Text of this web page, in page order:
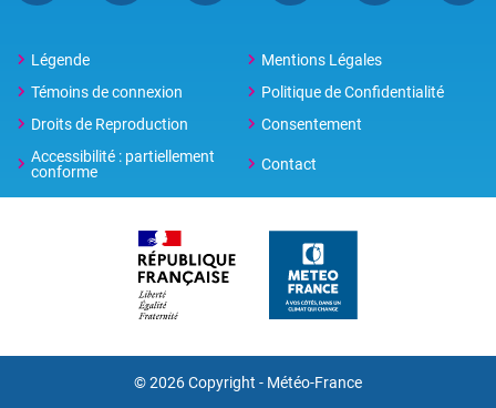
Légende
Mentions Légales
Témoins de connexion
Politique de Confidentialité
Droits de Reproduction
Consentement
Accessibilité : partiellement
conforme
Contact
© 2026 Copyright - Météo-France